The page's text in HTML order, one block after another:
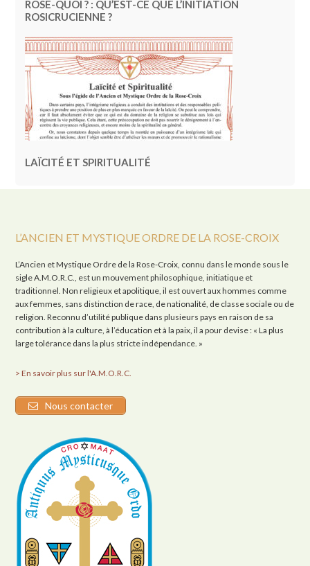
ROSE-QUOI ? : QU’EST-CE QUE L’INITIATION
ROSICRUCIENNE ?
LAÏCITÉ ET SPIRITUALITÉ
L’ANCIEN ET MYSTIQUE ORDRE DE LA ROSE-CROIX
L’Ancien et Mystique Ordre de la Rose-Croix, connu dans le monde sous le
sigle A.M.O.R.C., est un mouvement philosophique, initiatique et
traditionnel. Non religieux et apolitique, il est ouvert aux hommes comme
aux femmes, sans distinction de race, de nationalité, de classe sociale ou de
religion. Reconnu d’utilité publique dans plusieurs pays en raison de sa
contribution à la culture, à l’éducation et à la paix, il a pour devise : « La plus
large tolérance dans la plus stricte indépendance. »
> En savoir plus sur l'A.M.O.R.C.
Nous contacter